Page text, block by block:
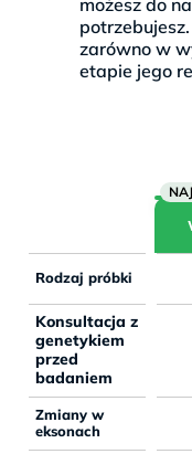
zarówno w
etapie jego
Rodzaj próbki
Konsultacja z
genetykiem
przed
badaniem
Zmiany w
eksonach